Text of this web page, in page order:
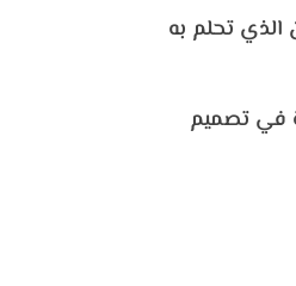
الذي تحلم به
في تصميم